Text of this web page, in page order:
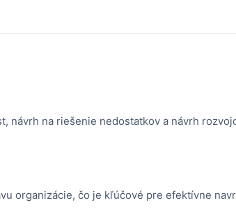
návrh na riešenie nedostatkov a návrh
organizácie, čo je kľúčové pre efektívne